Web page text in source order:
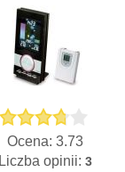
Ocena: 3.73
Liczba opinii:3